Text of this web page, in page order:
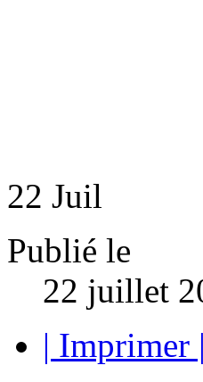
22 Juil
Publié le
22 juillet
| Imprimer |